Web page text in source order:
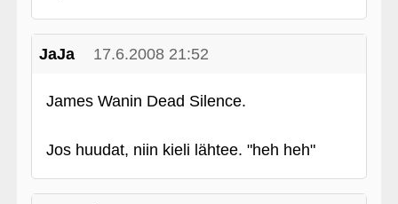
JaJa 17.6.2008 21:52
James Wanin Dead Silence.
Jos huudat, niin kieli lähtee. "heh heh"